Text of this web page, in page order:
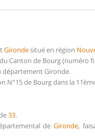
Girondesitué en région
Canton de Bourg (numéro
département Gironde.
N°15 de Bourg dans la
33.
deGironde,